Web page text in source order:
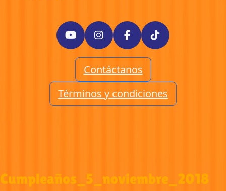
Contáctanos
Términos y condiciones
Cumpleaños_5_noviembre_2018